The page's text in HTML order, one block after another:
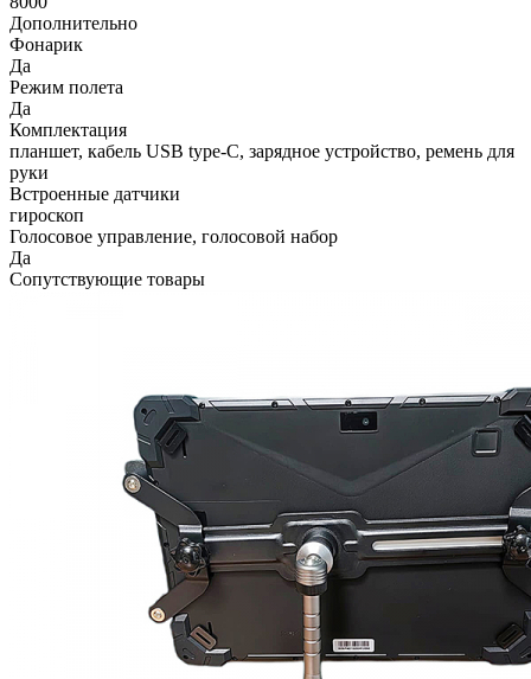
Дополнительно
Фонарик
Да
Режим полета
Да
Комплектация
планшет, кабель USB type-C, зарядное устройство, ремень для
руки
Встроенные датчики
гироскоп
Голосовое управление, голосовой набор
Да
Сопутствующие товары